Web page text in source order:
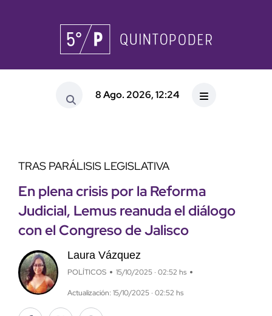
8 Ago. 2026, 12:24
TRAS PARÁLISIS LEGISLATIVA
En plena crisis por la Reforma
Judicial, Lemus reanuda el diálogo
con el Congreso de Jalisco
Laura Vázquez
POLÍTICOS 15/10/2025 · 02:52 hs
Actualización: 15/10/2025 · 02:52 hs